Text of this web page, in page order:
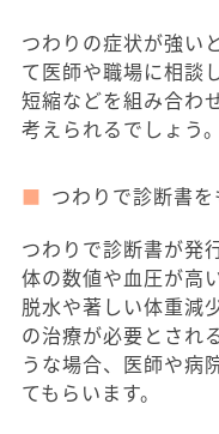
つわりの症状が強い
て医師や職場に相談
短縮などを組み合わ
考えられるでしょう。
つわりで診断書
つわりで診断書が発
体の数値や血圧が高
脱水や著しい体重減
の治療が必要とされ
うな場合、医師や病
てもらいます。